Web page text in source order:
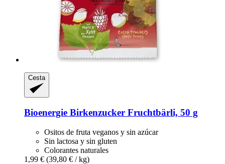
Cesta
Bioenergie Birkenzucker Fruchtbärli, 50 g
Ositos de fruta veganos y sin azúcar
Sin lactosa y sin gluten
Colorantes naturales
1,99 € (39,80 € / kg)